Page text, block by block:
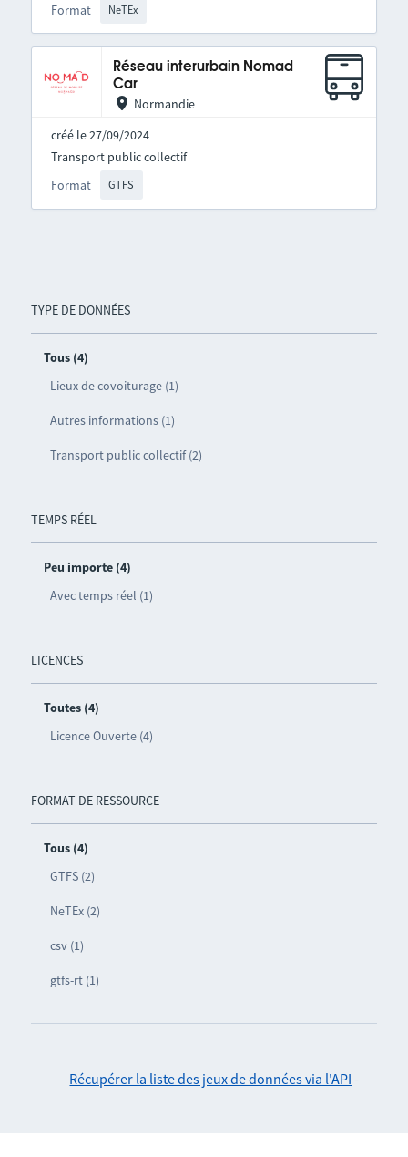
TYPE DE DONNÉES
Tous (4)
Lieux de covoiturage (1)
Autres informations (1)
Transport public collectif (2)
TEMPS RÉEL
Peu importe (4)
Avec temps réel (1)
LICENCES
Toutes (4)
Licence Ouverte (4)
FORMAT DE RESSOURCE
Tous (4)
GTFS (2)
NeTEx (2)
csv (1)
gtfs-rt (1)
Format NeTEx
Réseau interurbain Nomad
Car
Normandie
créé le 27/09/2024
Format GTFS
Transport public collectif
Récupérer la liste des jeux de données via l'API -